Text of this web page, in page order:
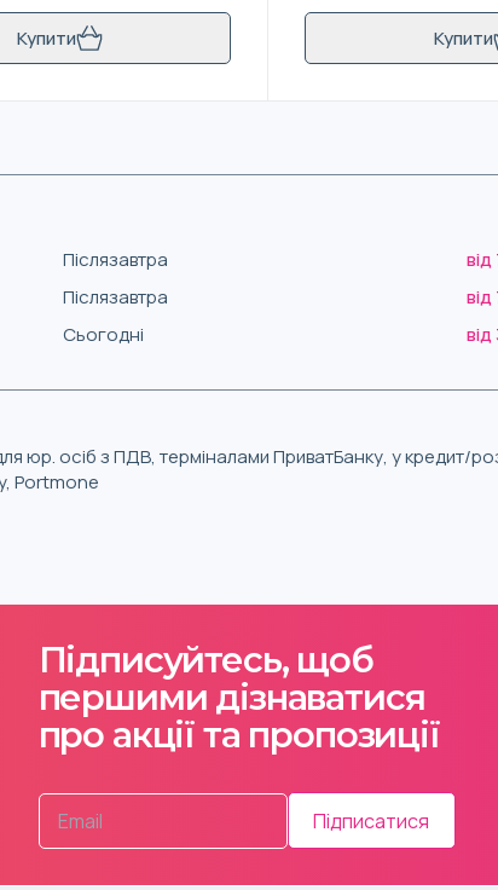
Купити Купити
Післязавтра
Післязавтра
Сьогодні
юр. осіб з ПДВ, терміналами ПриватБанку, у кредит/
Portmone
Підписуйтесь, щоб
першими дізнаватися
про акції та пропозиції
Підписатися